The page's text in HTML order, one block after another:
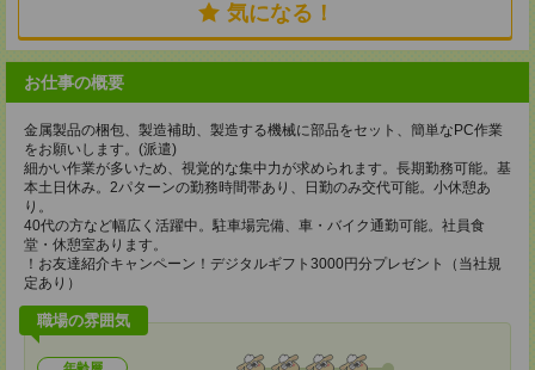
気になる！
お仕事の概要
金属製品の梱包、製造補助、製造する機械に部品をセット、簡単なPC作業
をお願いします。(派遣)
細かい作業が多いため、視覚的な集中力が求められます。長期勤務可能。基
本土日休み。2パターンの勤務時間帯あり、日勤のみ交代可能。小休憩あ
り。
40代の方など幅広く活躍中。駐車場完備、車・バイク通勤可能。社員食
堂・休憩室あります。
！お友達紹介キャンペーン！デジタルギフト3000円分プレゼント（当社規
定あり）
職場の雰囲気